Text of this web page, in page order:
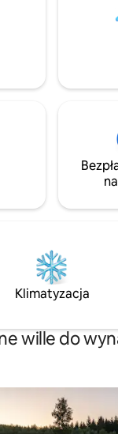
najlepszego
za jeden z
wakacyjnych do
wybrzeżu!
Klimatyzacja
wille do